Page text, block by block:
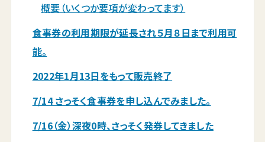
概要（いくつか要項が変わってます）
食事券の利用期限が延長され５月８日まで利用可
能。
2022年1月13日をもって販売終了
7/14 さっそく食事券を申し込んでみました。
7/16（金）深夜0時、さっそく発券してきました